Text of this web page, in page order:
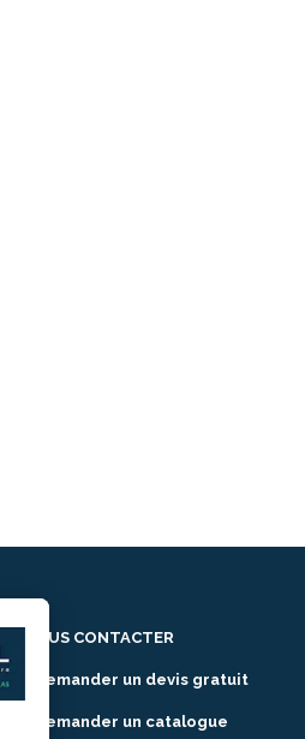
NOUS CONTACTER
> Demander un devis gratuit
> Demander un catalogue